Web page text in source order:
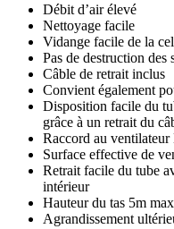
Débit d’air élevé
Nettoyage facile
Vidange facile de la
Pas de destruction des
Câble de retrait inclus
Convient également
Disposition facile du
grâce à un retrait du
Raccord au
Surface effective de
Retrait facile du tube
intérieur
Hauteur du tas 5m
Agrandissement